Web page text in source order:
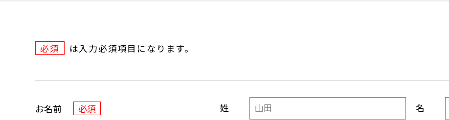
必須 は入力必須項目になります。
お名前 必須 姓 名